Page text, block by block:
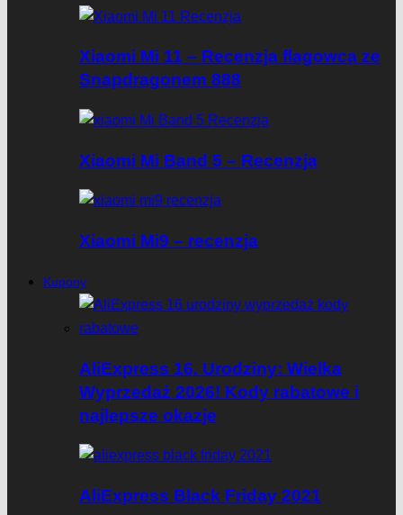
Xiaomi Mi 11 – Recenzja flagowca ze
Snapdragonem 888
Xiaomi Mi Band 5 – Recenzja
Xiaomi Mi9 – recenzja
Kupony
AliExpress 16. Urodziny: Wielka
Wyprzedaż 2026! Kody rabatowe i
najlepsze okazje
AliExpress Black Friday 2021